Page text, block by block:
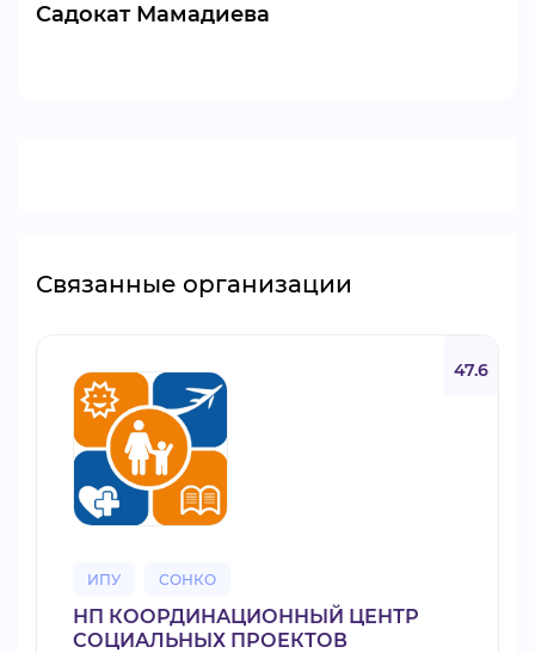
БАЗА ЗНАНИЙ
Садокат Мамадиева
Связанные организации
ИПУ СОНКО
47.6
НП КООРДИНАЦИОННЫЙ ЦЕНТР
СОЦИАЛЬНЫХ ПРОЕКТОВ